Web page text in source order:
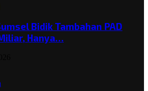
Bidik Tambahan PAD
Hanya…